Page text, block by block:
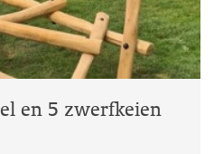
en 5 zwerfkeien